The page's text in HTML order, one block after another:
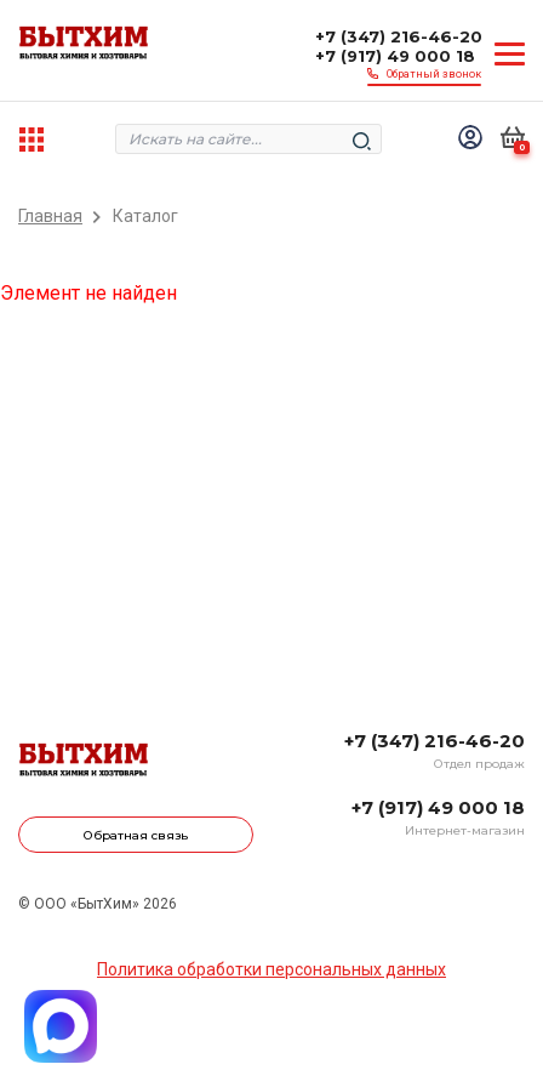
+7 (347) 216-46-20
+7 (917) 49 000 18
Обратный звонок
0
Главная Каталог
Элемент не найден
Обратная связь
+7 (347) 216-46-20
Отдел продаж
+7 (917) 49 000 18
Интернет-магазин
© ООО «БытХим» 2026
Политика обработки персональных данных